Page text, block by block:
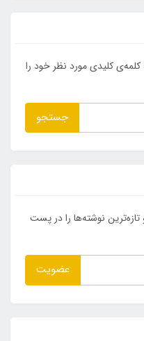
کلیدی مورد نظر خود را
جستجو
نوشته‌ها را در پست
عضویت